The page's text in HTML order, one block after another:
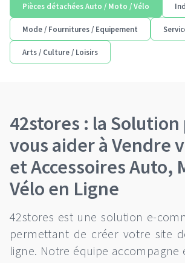
Pièces détachées Auto / Moto / Vélo
Mode / Fournitures / Equipement
Arts / Culture / Loisirs
42stores : la
vous aider à Vendre
et Accessoires Auto,
Vélo en Ligne
42stores est une solution e-
permettant de créer votre site
ligne. Notre équipe accompagne